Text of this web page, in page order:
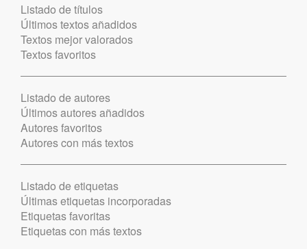
Listado de títulos
Últimos textos añadidos
Textos mejor valorados
Textos favoritos
Listado de autores
Últimos autores añadidos
Autores favoritos
Autores con más textos
Listado de etiquetas
Últimas etiquetas incorporadas
Etiquetas favoritas
Etiquetas con más textos